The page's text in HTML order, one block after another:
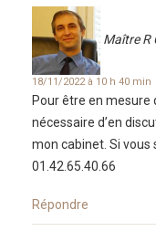
Maître R
18/11/2022 à 10 h 40 min
Pour être en mesure
nécessaire d’en
mon cabinet. Si vous
01.42.65.40.66
Répondre